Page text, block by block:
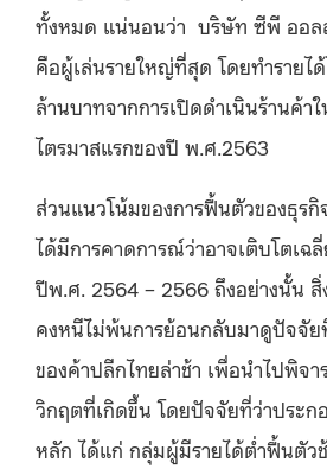
ทั้งหมด แน่นอนว่า บริษัท ซีพี ออล
คือผู้เล่นรายใหญ่ที่สุด โดยทำรายไ
ล้านบาทจากการเปิดดำเนินร้านค้าใ
ไตรมาสแรกของปี พ.ศ.2563
ส่วนแนวโน้มของการฟื้นตัวของธุร
ได้มีการคาดการณ์ว่าอาจเติบโตเฉ
ปีพ.ศ. 2564 – 2566 ถึงอย่างนั้น
คงหนีไม่พ้นการย้อนกลับมาดูปัจจัย
ของค้าปลีกไทยล่าช้า เพื่อนำไปพิจ
วิกฤตที่เกิดขึ้น โดยปัจจัยที่ว่าประก
หลัก ได้แก่ กลุ่มผู้มีรายได้ต่ำฟื้นตัว